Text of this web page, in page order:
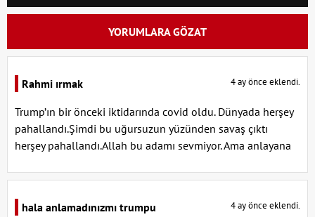
YORUMLARA GÖZAT
Rahmi ırmak 4 ay önce eklendi.
Trump’ın bir önceki iktidarında covid oldu. Dünyada herşey
pahallandı.Şimdi bu uğursuzun yüzünden savaş çıktı
herşey pahallandı.Allah bu adamı sevmiyor. Ama anlayana
hala anlamadınızmı trumpu 4 ay önce eklendi.